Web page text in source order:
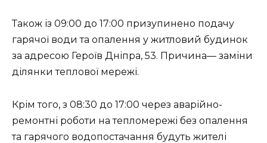
Також із 09:00 до 17:00 призупинено подачу
гарячої води та опалення у житловий будинок
за адресою Героїв Дніпра, 53. Причина— заміни
ділянки теплової мережі.
Крім того, з 08:30 до 17:00 через аварійно-
ремонтні роботи на тепломережі без опалення
та гарячого водопостачання будуть жителі